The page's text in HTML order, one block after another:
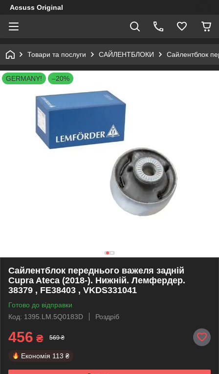
Acsuss Original
Товари та послуги САЙЛЕНТБЛОКИ Сайлентблок
GERMANY! –20%
Сайлентблок переднього важеля задній
Cupra Ateca (2018-). Нижній. Лемфердер.
38379 , FE38403 , VKDS331041
Готово до відправки
Код: 1395.LM.5Q0183D
Роздріб
456 ₴ 569 ₴
Економія 113 ₴